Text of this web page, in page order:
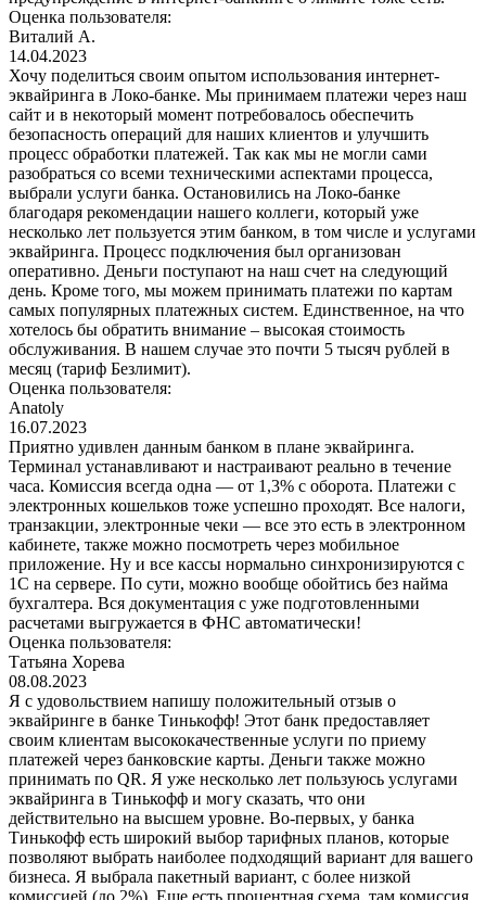
Оценка пользователя:
Виталий А.
14.04.2023
Хочу поделиться своим опытом использования интернет-
эквайринга в Локо-банке. Мы принимаем платежи через наш
сайт и в некоторый момент потребовалось обеспечить
безопасность операций для наших клиентов и улучшить
процесс обработки платежей. Так как мы не могли сами
разобраться со всеми техническими аспектами процесса,
выбрали услуги банка. Остановились на Локо-банке
благодаря рекомендации нашего коллеги, который уже
несколько лет пользуется этим банком, в том числе и услугами
эквайринга. Процесс подключения был организован
оперативно. Деньги поступают на наш счет на следующий
день. Кроме того, мы можем принимать платежи по картам
самых популярных платежных систем. Единственное, на что
хотелось бы обратить внимание – высокая стоимость
обслуживания. В нашем случае это почти 5 тысяч рублей в
месяц (тариф Безлимит).
Оценка пользователя:
Anatoly
16.07.2023
Приятно удивлен данным банком в плане эквайринга.
Терминал устанавливают и настраивают реально в течение
часа. Комиссия всегда одна — от 1,3% с оборота. Платежи с
электронных кошельков тоже успешно проходят. Все налоги,
транзакции, электронные чеки — все это есть в электронном
кабинете, также можно посмотреть через мобильное
приложение. Ну и все кассы нормально синхронизируются с
1С на сервере. По сути, можно вообще обойтись без найма
бухгалтера. Вся документация с уже подготовленными
расчетами выгружается в ФНС автоматически!
Оценка пользователя:
Татьяна Хорева
08.08.2023
Я с удовольствием напишу положительный отзыв о
эквайринге в банке Тинькофф! Этот банк предоставляет
своим клиентам высококачественные услуги по приему
платежей через банковские карты. Деньги также можно
принимать по QR. Я уже несколько лет пользуюсь услугами
эквайринга в Тинькофф и могу сказать, что они
действительно на высшем уровне. Во-первых, у банка
Тинькофф есть широкий выбор тарифных планов, которые
позволяют выбрать наиболее подходящий вариант для вашего
бизнеса. Я выбрала пакетный вариант, с более низкой
комиссией (до 2%). Еще есть процентная схема, там комиссия